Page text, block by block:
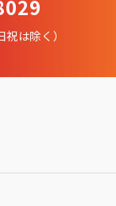
は除く）